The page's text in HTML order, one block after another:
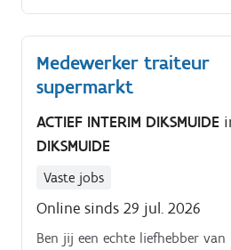
Medewerker traiteur
supermarkt
ACTIEF INTERIM DIKSMUIDE
DIKSMUIDE
Vaste jobs
Online sinds 29 jul. 2026
Ben jij een echte liefhebber van